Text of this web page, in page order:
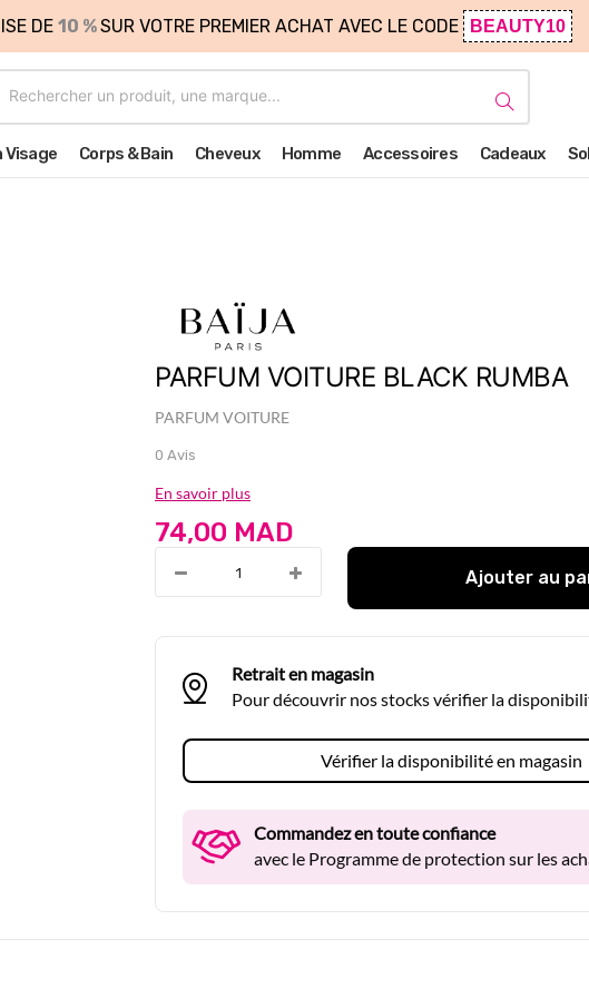
DE 10 %SUR VOTRE PREMIER ACHAT AVEC LE CODE BEAUTY10
Visage Corps & Bain Cheveux Homme Accessoires Cadeaux
PARFUM VOITURE BLACK RUMBA
PARFUM VOITURE
0 Avis
En savoir plus
74,00 MAD
Ajouter au
Retrait en magasin
Pour découvrir nos stocks vérifier la
Vérifier la disponibilité en magasin
Commandez en toute confiance
avec le Programme de protection sur les